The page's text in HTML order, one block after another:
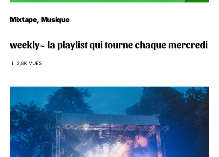
Mixtape Musique
weekly~ la playlist qui tourne chaque mercredi
2,8K VUES